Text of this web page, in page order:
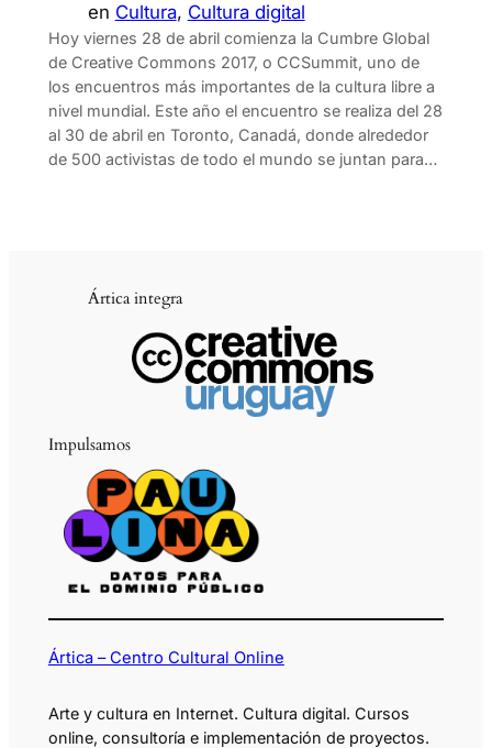
en Cultura, Cultura digital
Hoy viernes 28 de abril comienza la Cumbre Global
de Creative Commons 2017, o CCSummit, uno de
los encuentros más importantes de la cultura libre a
nivel mundial. Este año el encuentro se realiza del 28
al 30 de abril en Toronto, Canadá, donde alrededor
de 500 activistas de todo el mundo se juntan para…
Ártica integra
Impulsamos
Ártica – Centro Cultural Online
Arte y cultura en Internet. Cultura digital. Cursos
online, consultoría e implementación de proyectos.